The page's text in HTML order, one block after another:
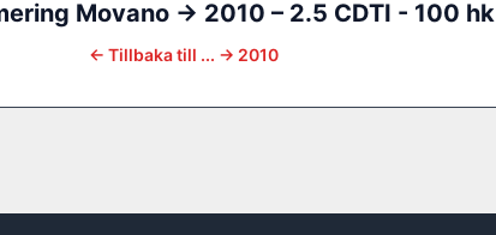
Movano -> 2010 – 2.5 CDTI - 100 hk
← Tillbaka till ... -> 2010